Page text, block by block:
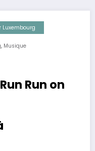
Luxembourg
, Musique
Run on